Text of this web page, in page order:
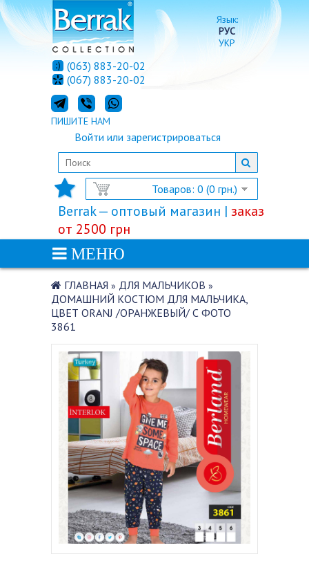
Язык:
РУС
УКР
Товаров: 0 (0 грн.)
Войти или зарегистрироваться
(063) 883-20-02
(067) 883-20-02
ПИШИТЕ НАМ
Berrak — оптовый магазин | заказ
от 2500 грн
МЕНЮ
ГЛАВНАЯ » ДЛЯ МАЛЬЧИКОВ »
ДОМАШНИЙ КОСТЮМ ДЛЯ МАЛЬЧИКА,
ЦВЕТ ORANJ /ОРАНЖЕВЫЙ/ С ФОТО
3861